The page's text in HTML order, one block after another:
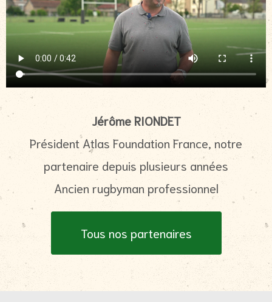
Jérôme RIONDET
Président Atlas Foundation France, notre
partenaire depuis plusieurs années
Ancien rugbyman professionnel
Tous nos partenaires